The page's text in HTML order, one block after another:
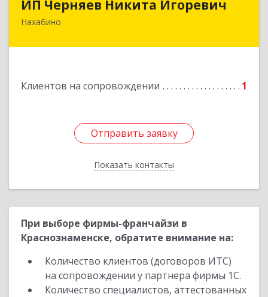
ИП Черняев Никита Игоревич
Нахабино
Клиентов на сопровождении 1
Отправить заявку
Показать контакты
143430, Московская обл, Красногорский р-н,
Подробнее
Отправить заявку
Назад
При выборе фирмы-франчайзи в
Краснознаменске, обратите внимание на:
Количество клиентов (договоров ИТС)
на сопровождении у партнера фирмы 1С.
Количество специалистов, аттестованных